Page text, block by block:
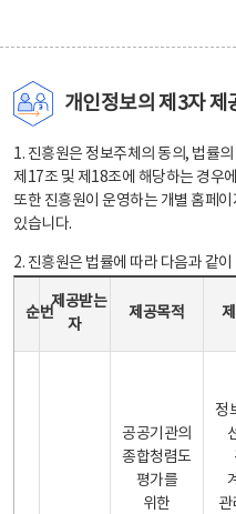
개인정보의 제3자 제
1. 진흥원은 정보주체의 동의, 법률
제17조 및 제18조에 해당하는 경우
또한 진흥원이 운영하는 개별 홈페
있습니다.
2. 진흥원은 법률에 따라 다음과 같
순번
제공받는
자
제공목적
공공기관의
종합청렴도
평가를
위한
정
관